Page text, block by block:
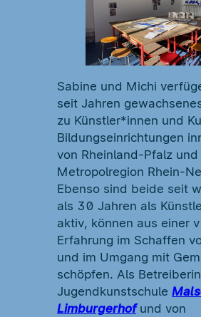
Sabine und Michi
seit Jahren
zu Künstler*innen und
Bildungseinrichtungen
von Rheinland-Pfalz
Metropolregion Rhein-
Ebenso sind beide seit
als 30 Jahren als
aktiv, können aus einer
Erfahrung im Schaffen
und im Umgang mit
schöpfen. Als
Jugendkunstschule
Limburgerhofund von